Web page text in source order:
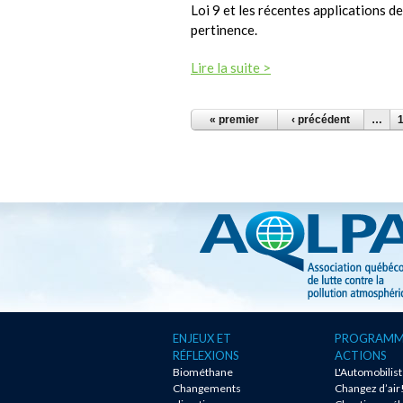
Loi 9 et les récentes applications
pertinence.
Lire la suite >
PAGES
« premier ‹ précédent …
ENJEUX ET
RÉFLEXIONS
Biométhane
Changements
ACTIONS
Changez d’air!